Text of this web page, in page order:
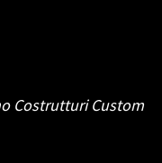
Costrutturi Custom